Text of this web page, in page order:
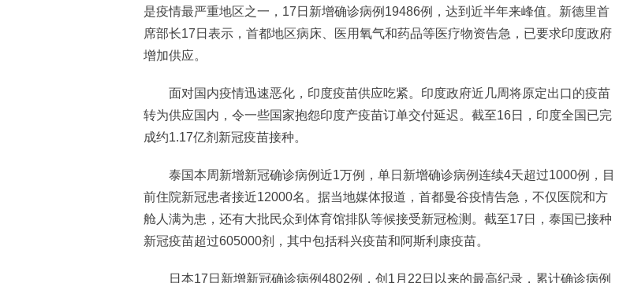
是疫情最严重地区之一，17日新增确诊病例19486例，达到近半年来峰值。新德里首
席部长17日表示，首都地区病床、医用氧气和药品等医疗物资告急，已要求印度政府
增加供应。
面对国内疫情迅速恶化，印度疫苗供应吃紧。印度政府近几周将原定出口的疫苗
转为供应国内，令一些国家抱怨印度产疫苗订单交付延迟。截至16日，印度全国已完
成约1.17亿剂新冠疫苗接种。
泰国本周新增新冠确诊病例近1万例，单日新增确诊病例连续4天超过1000例，目
前住院新冠患者接近12000名。据当地媒体报道，首都曼谷疫情告急，不仅医院和方
舱人满为患，还有大批民众到体育馆排队等候接受新冠检测。截至17日，泰国已接种
新冠疫苗超过605000剂，其中包括科兴疫苗和阿斯利康疫苗。
日本17日新增新冠确诊病例4802例，创1月22日以来的最高纪录，累计确诊病例